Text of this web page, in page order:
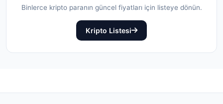
Binlerce kripto paranın güncel fiyatları için listeye dönün.
Kripto Listesi